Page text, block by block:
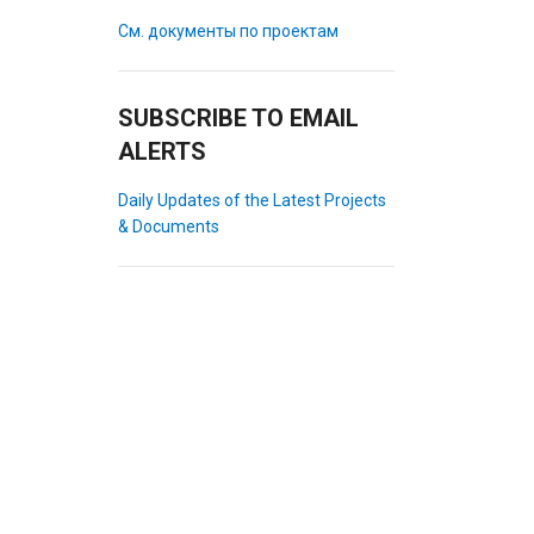
См. документы по проектам
SUBSCRIBE TO EMAIL
ALERTS
Daily Updates of the Latest Projects
& Documents